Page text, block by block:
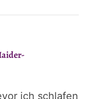
ich schlafen